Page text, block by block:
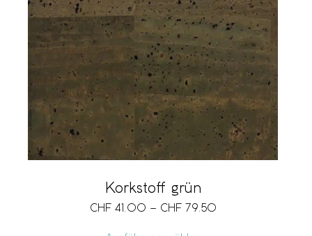
Korkstoff grün
CHF 41.00 – CHF 79.50